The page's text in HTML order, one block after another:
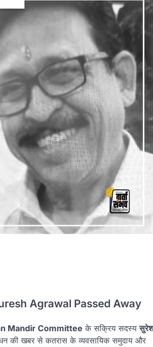
Agrawal Passed Away
Mandir Committee के सक्रिय सदस्यसुरेश
की खबर से कतरास के व्यवसायिक समुदाय और